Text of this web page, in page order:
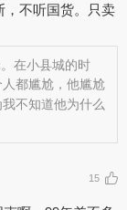
，不听国货。只卖
在小县城的时
都尴尬，他尴尬
不知道他为什么
15